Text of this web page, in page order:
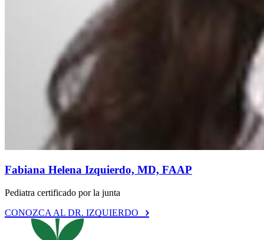
Fabiana Helena Izquierdo, MD, FAAP
Pediatra certificado por la junta
CONOZCA AL DR. IZQUIERDO